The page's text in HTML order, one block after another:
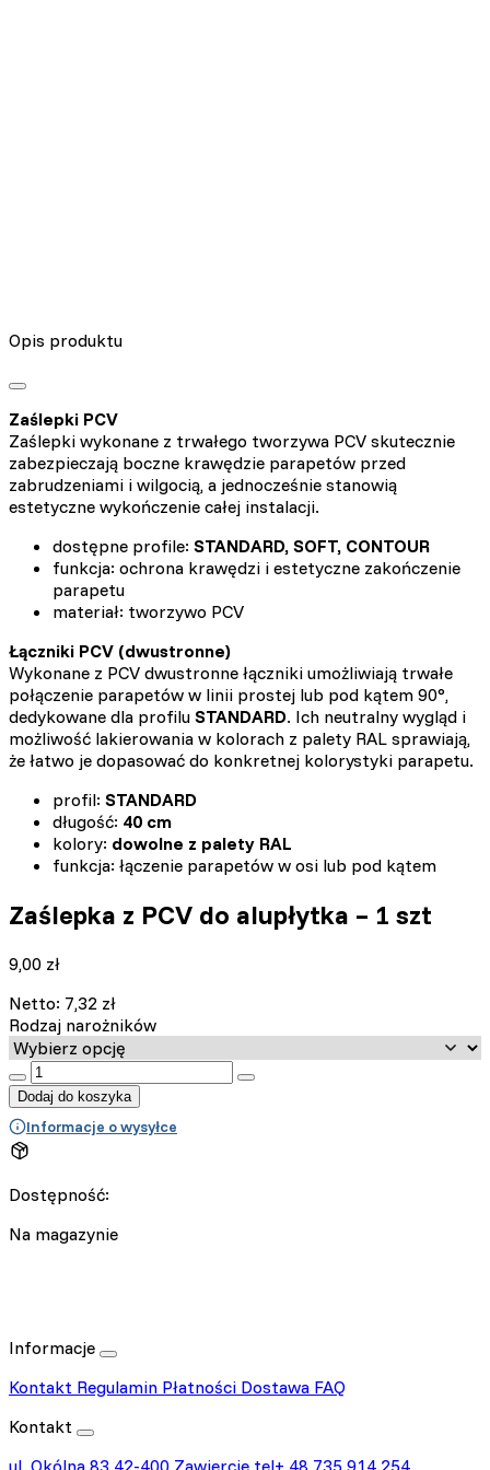
Opis produktu
Zaślepki PCV
Zaślepki wykonane z trwałego tworzywa PCV skutecznie
zabezpieczają boczne krawędzie parapetów przed
zabrudzeniami i wilgocią, a jednocześnie stanowią
estetyczne wykończenie całej instalacji.
dostępne profile: STANDARD, SOFT, CONTOUR
funkcja: ochrona krawędzi i estetyczne zakończenie
parapetu
materiał: tworzywo PCV
Łączniki PCV (dwustronne)
Wykonane z PCV dwustronne łączniki umożliwiają trwałe
połączenie parapetów w linii prostej lub pod kątem 90°,
dedykowane dla profilu STANDARD. Ich neutralny wygląd i
możliwość lakierowania w kolorach z palety RAL sprawiają,
że łatwo je dopasować do konkretnej kolorystyki parapetu.
profil: STANDARD
długość: 40 cm
kolory: dowolne z palety RAL
funkcja: łączenie parapetów w osi lub pod kątem
Zaślepka z PCV do alupłytka – 1 szt
9,00 zł
Netto: 7,32 zł
Rodzaj narożników
:product_name quantity
Dodaj do koszyka
Informacje o wysyłce
Dostępność:
Na magazynie
Informacje
Kontakt Regulamin Płatności Dostawa FAQ
Kontakt
ul. Okólna 83 42-400 Zawiercie tel+ 48 735 914 254